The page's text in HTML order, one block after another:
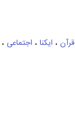
، ایکنا ، اجتماعی ،